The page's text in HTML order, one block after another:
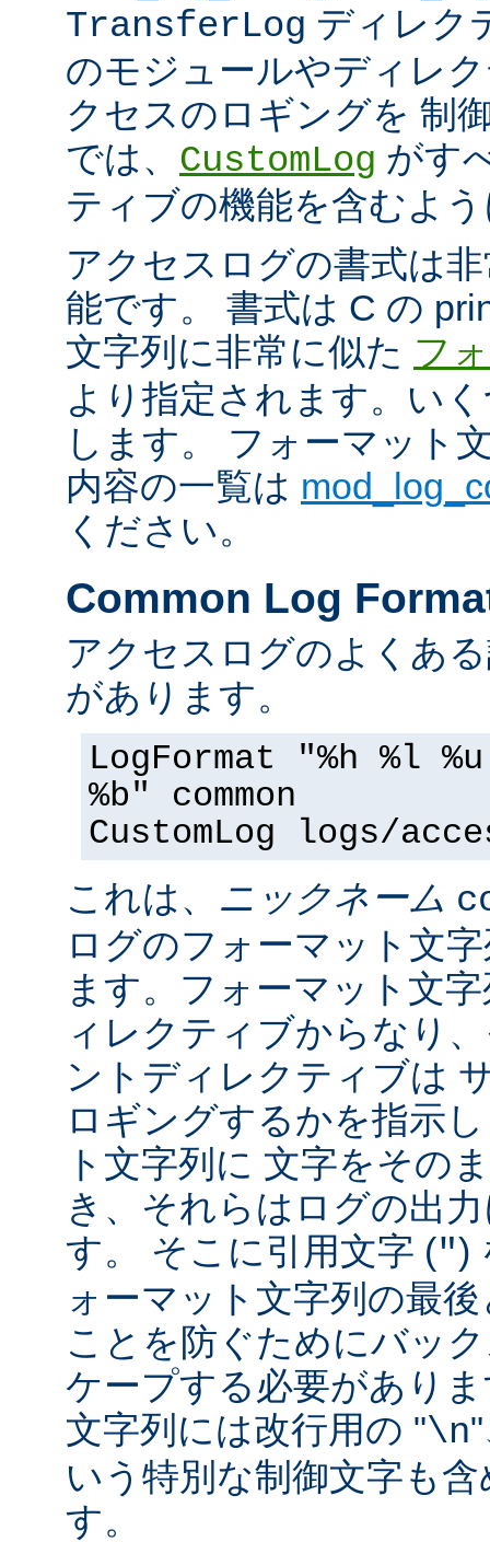
TransferLog ディレク
のモジュールやディレ
クセスのロギングを 制
では、 CustomLog がす
ティブの機能を含むよ
アクセスログの書式は
能です。 書式は C の
文字列に非常に似た フ
より指定されます。い
します。 フォーマット
内容の一覧は
ください。
Common Log
アクセスログのよくあ
があります。
LogFormat "%h %l
%b" common
CustomLog logs/
これは、 ニックネーム
ログのフォーマット文
ます。フォーマット文
ィレクティブからなり
ントディレクティブは
ロギングするかを指示
ト文字列に 文字をその
き、それらはログの出
す。 そこに引用文字 (")
ォーマット文字列の最
ことを防ぐためにバッ
ケープする必要があり
文字列には改行用の "\n
いう特別な制御文字も
す。